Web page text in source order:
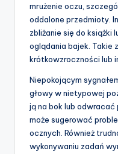
mrużenie oczu,
oddalone przedmioty.
zbliżanie się do książki
oglądania bajek. Takie
krótkowzroczności lub
Niepokojącym
głowy w nietypowej
ją na bok lub
może sugerować
ocznych. Również
wykonywaniu zadań